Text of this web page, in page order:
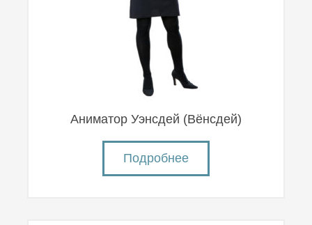
Аниматор Уэнсдей (Вëнсдей)
Подробнее